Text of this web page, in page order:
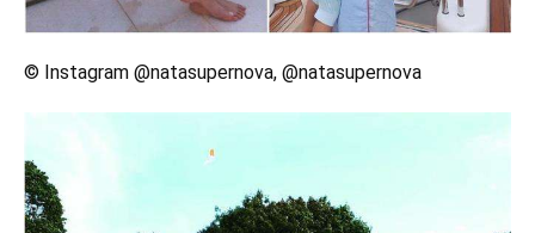
© Instagram @natasupernova, @natasupernova